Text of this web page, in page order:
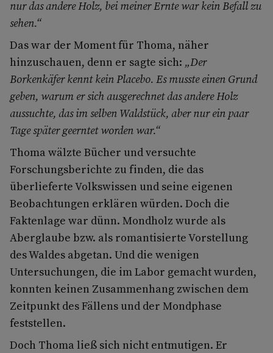
nur das andere Holz, bei meiner Ernte war kein Befall zu
sehen.“
Das war der Moment für Thoma, näher
hinzuschauen, denn er sagte sich: „Der
Borkenkäfer kennt kein Placebo. Es musste einen Grund
geben, warum er sich ausgerechnet das andere Holz
aussuchte, das im selben Waldstück, aber nur ein paar
Tage später geerntet worden war.“
Thoma wälzte Bücher und versuchte
Forschungsberichte zu finden, die das
überlieferte Volkswissen und seine eigenen
Beobachtungen erklären würden. Doch die
Faktenlage war dünn. Mondholz wurde als
Aberglaube bzw. als romantisierte Vorstellung
des Waldes abgetan. Und die wenigen
Untersuchungen, die im Labor gemacht wurden,
konnten keinen Zusammenhang zwischen dem
Zeitpunkt des Fällens und der Mondphase
feststellen.
Doch Thoma ließ sich nicht entmutigen. Er